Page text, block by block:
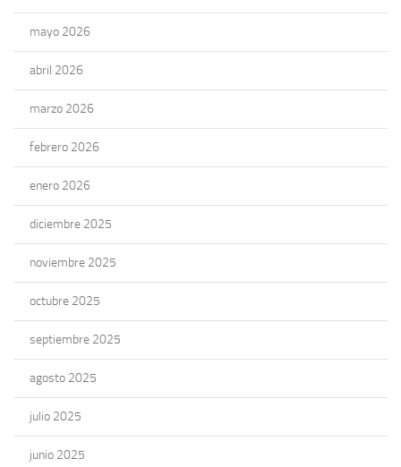
mayo 2026
abril 2026
marzo 2026
febrero 2026
enero 2026
diciembre 2025
noviembre 2025
octubre 2025
septiembre 2025
agosto 2025
julio 2025
junio 2025